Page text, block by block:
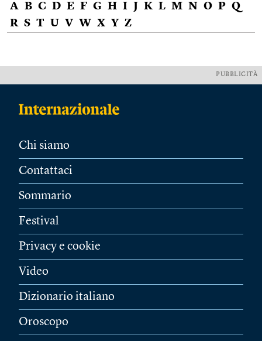
A B C D E F G H I J K L M N O P Q
R S T U V W X Y Z
PUBBLICITÀ
Chi siamo
Contattaci
Sommario
Festival
Privacy e cookie
Video
Dizionario italiano
Oroscopo